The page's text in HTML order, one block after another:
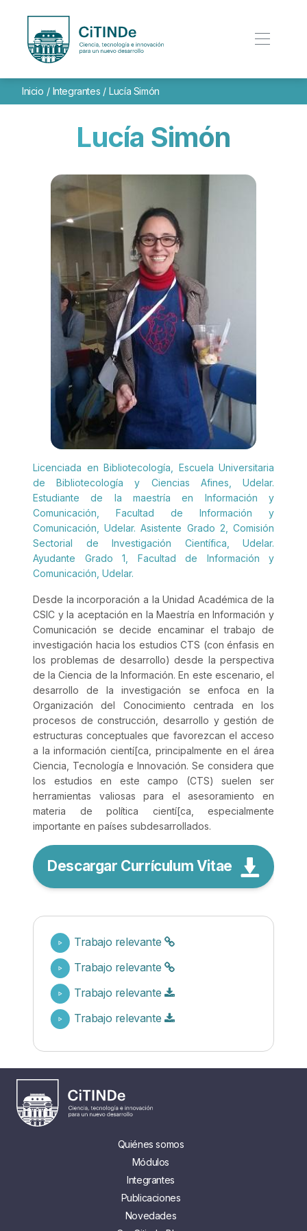
Inicio / Integrantes /Lucía Simón
Lucía Simón
Licenciada en Bibliotecología, Escuela Universitaria
de Bibliotecología y Ciencias Afines, Udelar.
Estudiante de la maestría en Información y
Comunicación, Facultad de Información y
Comunicación, Udelar. Asistente Grado 2, Comisión
Sectorial de Investigación Científica, Udelar.
Ayudante Grado 1, Facultad de Información y
Comunicación, Udelar.
Desde la incorporación a la Unidad Académica de la
CSIC y la aceptación en la Maestría en Información y
Comunicación se decide encaminar el trabajo de
investigación hacia los estudios CTS (con énfasis en
los problemas de desarrollo) desde la perspectiva
de la Ciencia de la Información. En este escenario, el
desarrollo de la investigación se enfoca en la
Organización del Conocimiento centrada en los
procesos de construcción, desarrollo y gestión de
estructuras conceptuales que favorezcan el acceso
a la información cientí[ca, principalmente en el área
Ciencia, Tecnología e Innovación. Se considera que
los estudios en este campo (CTS) suelen ser
herramientas valiosas para el asesoramiento en
materia de política cientí[ca, especialmente
importante en países subdesarrollados.
Descargar Currículum Vitae
Trabajo relevante
Trabajo relevante
Trabajo relevante
Trabajo relevante
Quiénes somos
Módulos
Integrantes
Publicaciones
Novedades